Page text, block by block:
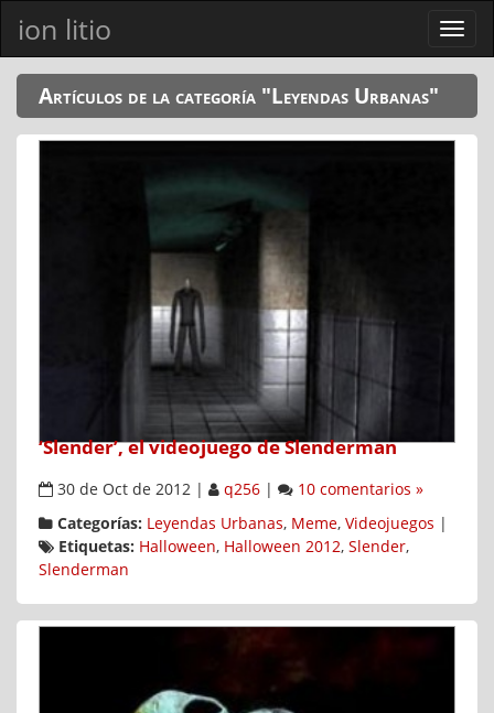
ion litio
Ver
menú
Artículos de la categoría "Leyendas Urbanas"
‘Slender’, el videojuego de Slenderman
30 de Oct de 2012 q256
10 comentarios »
Categorías: Leyendas Urbanas, Meme, Videojuegos
Etiquetas: Halloween, Halloween 2012, Slender,
Slenderman